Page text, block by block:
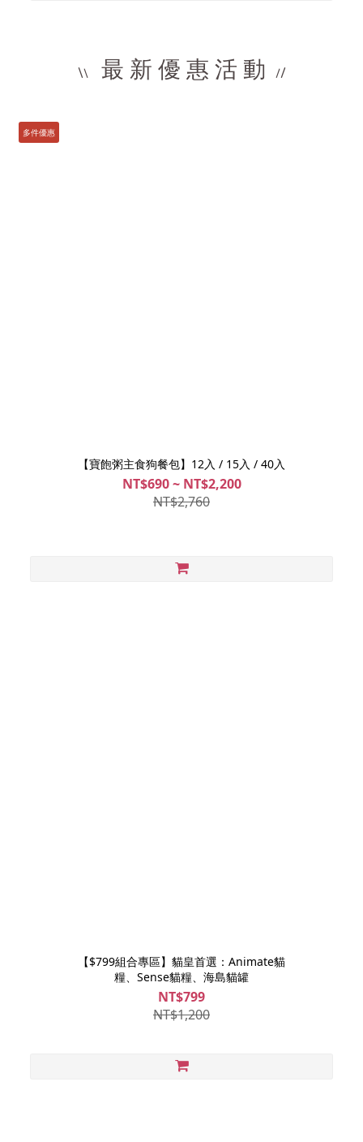
\\ 最 新 優 惠 活 動 //
多件優惠
【寶飽粥主食狗餐包】12入 / 15入 / 40入
NT$690 ~ NT$2,200
NT$2,760
【$799組合專區】貓皇首選：Animate貓
糧、Sense貓糧、海島貓罐
NT$799
NT$1,200